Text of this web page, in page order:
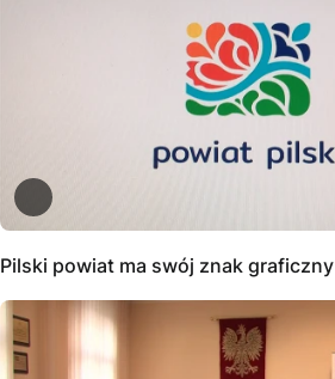
Pilski powiat ma swój znak graficzny